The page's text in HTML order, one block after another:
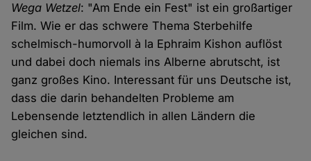
Wega Wetzel: "Am Ende ein Fest" ist ein großartiger
Film. Wie er das schwere Thema Sterbehilfe
schelmisch-humorvoll à la Ephraim Kishon auflöst
und dabei doch niemals ins Alberne abrutscht, ist
ganz großes Kino. Interessant für uns Deutsche ist,
dass die darin behandelten Probleme am
Lebensende letztendlich in allen Ländern die
gleichen sind.